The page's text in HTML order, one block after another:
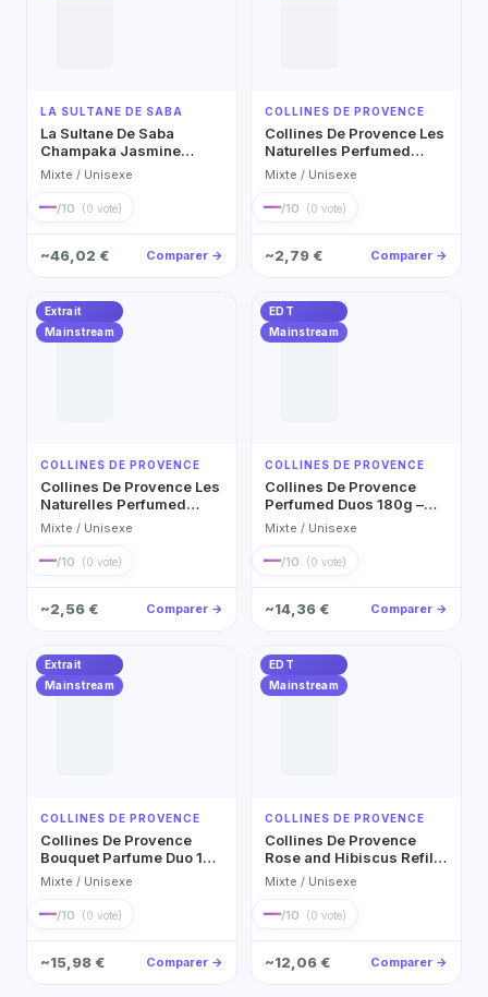
LA SULTANE DE SABA
La Sultane De Saba
Champaka Jasmine
Tropical Flowers Unisex
Perfume Eau de Parfum
Mixte / Unisexe
—/10 (0 vote)
~46,02 € Comparer →
COLLINES DE PROVENCE
Collines De Provence Les
Naturelles Perfumed
Clutch Bag – Scent: White
Tea Parfum Extrait
Mixte / Unisexe
—/10 (0 vote)
~2,79 € Comparer →
Extrait
Mainstream
COLLINES DE PROVENCE
Collines De Provence Les
Naturelles Perfumed
Clutch Bag – Fresh
Bergamot Scent Parfum
Extrait
Mixte / Unisexe
—/10 (0 vote)
~2,56 € Comparer →
EDT
Mainstream
COLLINES DE PROVENCE
Collines De Provence
Perfumed Duos 180g –
Neroli & Cotton Blossom
Eau de Toilette
Mixte / Unisexe
—/10 (0 vote)
~14,36 € Comparer →
Extrait
Mainstream
COLLINES DE PROVENCE
Collines De Provence
Bouquet Parfume Duo 100
Ml – Scent: Neroli &
Cotton Flower Parfum
Extrait 100ml
Mixte / Unisexe
—/10 (0 vote)
~15,98 € Comparer →
EDT
Mainstream
COLLINES DE PROVENCE
Collines De Provence
Rose and Hibiscus Refill
200ml Plastic 4.5cm
Collines De Provence Eau
de Toilette 200ml
Mixte / Unisexe
—/10 (0 vote)
~12,06 € Comparer →